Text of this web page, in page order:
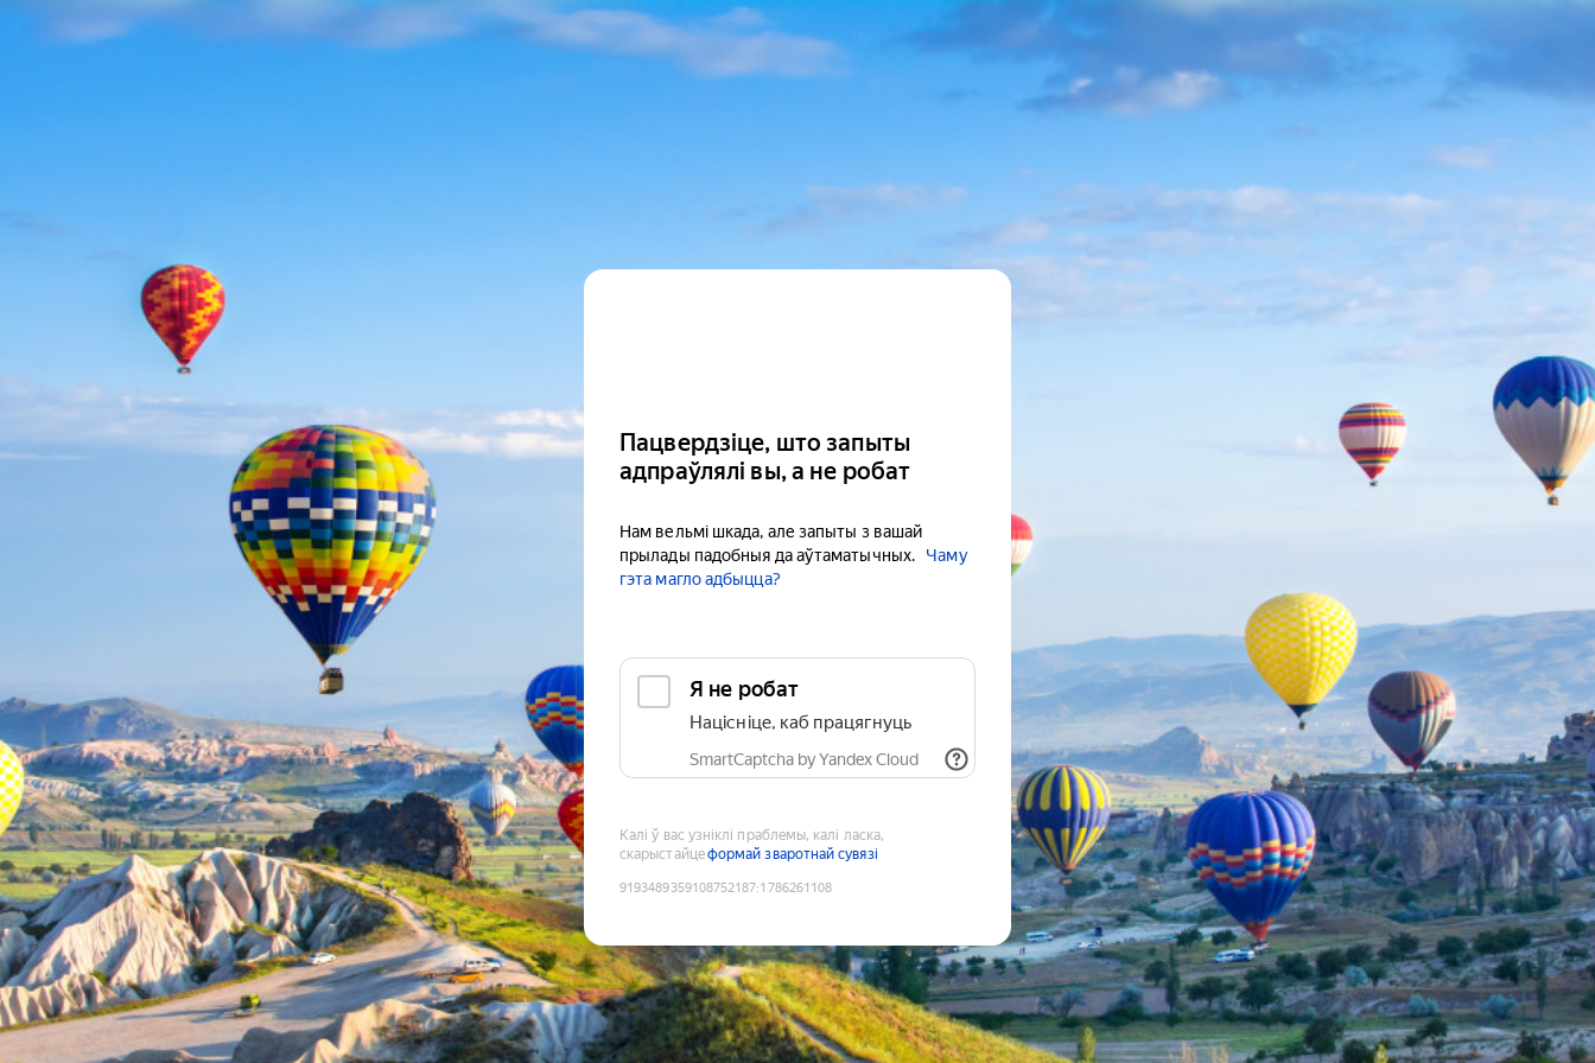
Пацвердзіце, што запыты
адпраўлялі вы, а не робат
Нам вельмі шкада, але запыты з вашай
прылады падобныя да аўтаматычных.
Чаму
гэта магло адбыцца?
Я не робат
Націсніце, каб працягнуць
SmartCaptcha by Yandex Cloud
Калі ў вас узніклі праблемы, калі ласка,
скарыстайцеформай зваротнай сувязі
9193489359108752187:1786261108